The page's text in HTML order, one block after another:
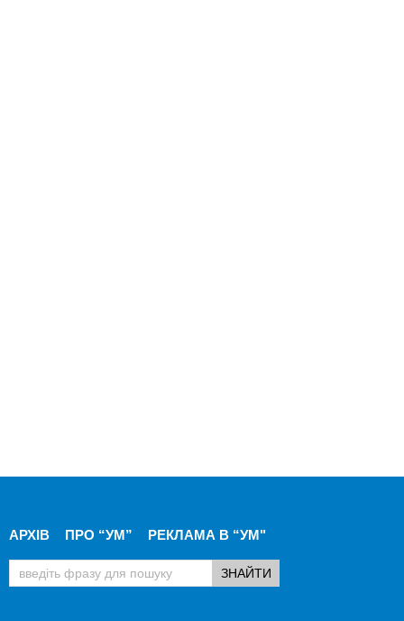
АРХІВ ПРО “УМ” РЕКЛАМА В “УМ"